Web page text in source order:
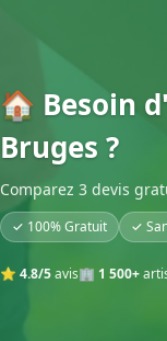
🏠 Besoin
Bruges ?
Comparez 3 devis
✓ 100% Gratuit ✓
⭐ 4.8/5avis🏢 1 500+